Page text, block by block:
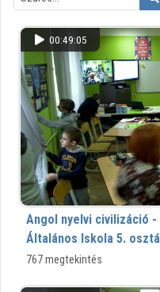
Kategóriák
Intézményi listák
Intézmények
Közreműködők
00:49:05
Angol nyelvi civilizáció
Általános Iskola 5.
767 megtekintés